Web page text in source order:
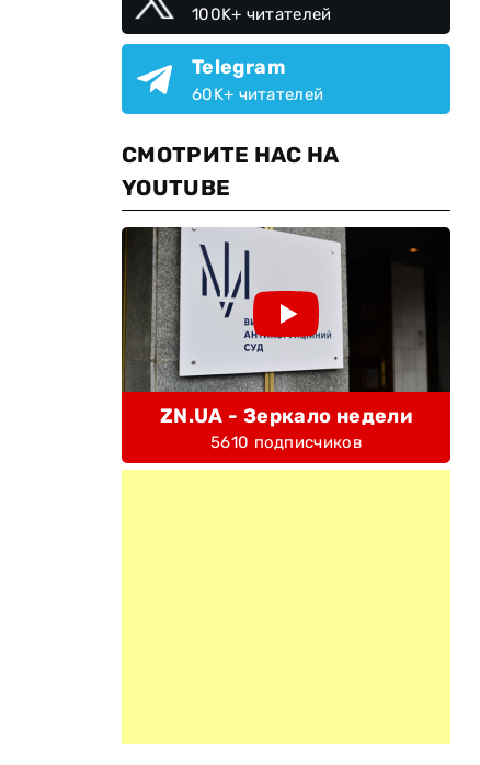
100K+ читателей
Telegram
60K+ читателей
СМОТРИТЕ НАС НА
YOUTUBE
ZN.UA - Зеркало недели
5610 подписчиков